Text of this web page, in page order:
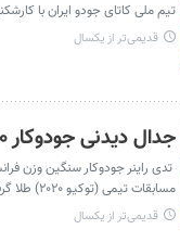
تیم ملی کاتای جودو ایران با
قدیمی‌تر از یکسال
جدال دیدنی جودوکار ۸۰ کیلویی در برابر ورزشکار ۱۴۰ کیلویی در المپیک پاریس | فیلم
مسابقات تیمی (توکیو ۲۰۲۰) طلا گرفته بود.
قدیمی‌تر از یکسال